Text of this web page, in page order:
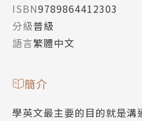
ISBN9789864412303
分級普級
語言繁體中文
簡介
學英文最主要的目的就是溝